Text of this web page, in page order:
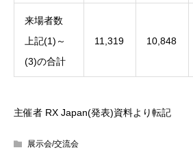
来場者数
上記(1)～
(3)の合計
11,319 10,848
主催者 RX Japan(発表)資料より転記
展示会/交流会